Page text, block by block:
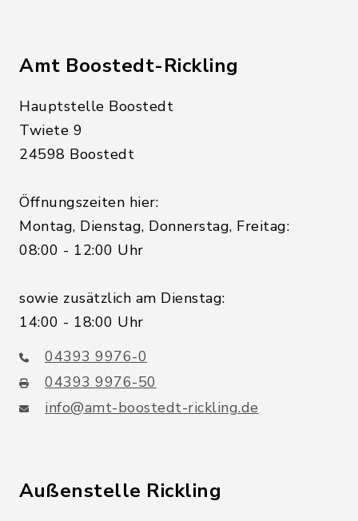
Amt Boostedt-Rickling
Hauptstelle Boostedt
Twiete 9
24598 Boostedt
Öffnungszeiten hier:
Montag, Dienstag, Donnerstag, Freitag:
08:00 - 12:00 Uhr
sowie zusätzlich am Dienstag:
14:00 - 18:00 Uhr
04393 9976-0
04393 9976-50
info@amt-boostedt-rickling.de
Außenstelle Rickling